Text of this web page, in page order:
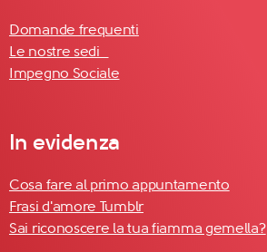
Domande frequenti
Le nostre sedi
Impegno Sociale
In evidenza
Cosa fare al primo appuntamento
Frasi d'amore Tumblr
Sai riconoscere la tua fiamma gemella?